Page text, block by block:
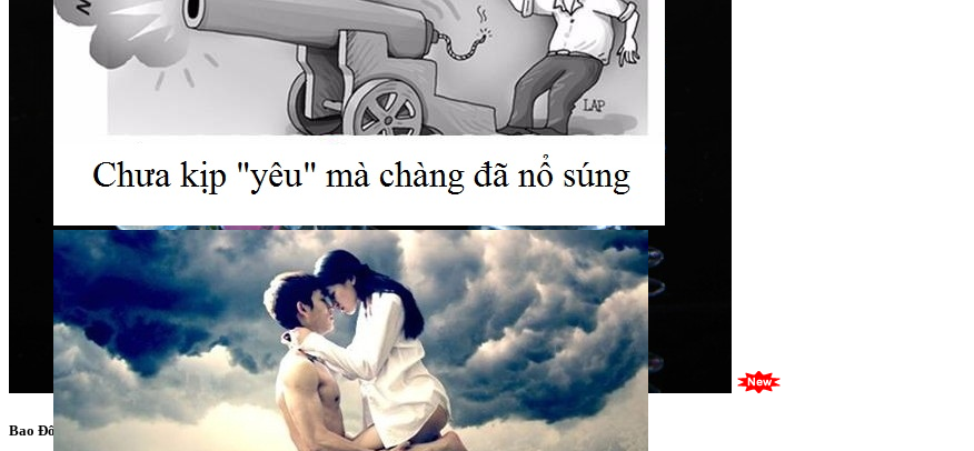
Bao Đôn Dên Siêu Bi Khúc Giữa Tăng Khoái Cảm Cho Cả Hai